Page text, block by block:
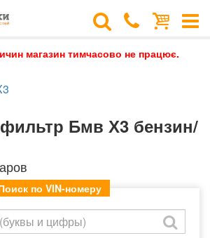
магазин тимчасово не працює.
Бмв Х3 бензин/
по VIN-номеру